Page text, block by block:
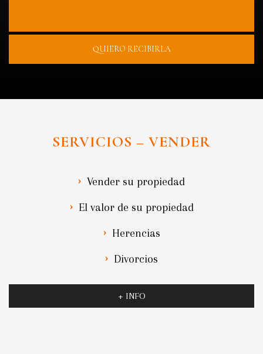
QUIERO RECIBIRLA
SERVICIOS – VENDER
Vender su propiedad
El valor de su propiedad
Herencias
Divorcios
+ INFO